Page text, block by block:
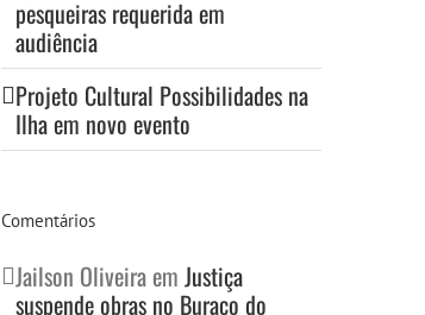
pesqueiras requerida em
audiência
Projeto Cultural Possibilidades na
Ilha em novo evento
Comentários
Jailson Oliveiraem Justiça
suspende obras no Buraco do